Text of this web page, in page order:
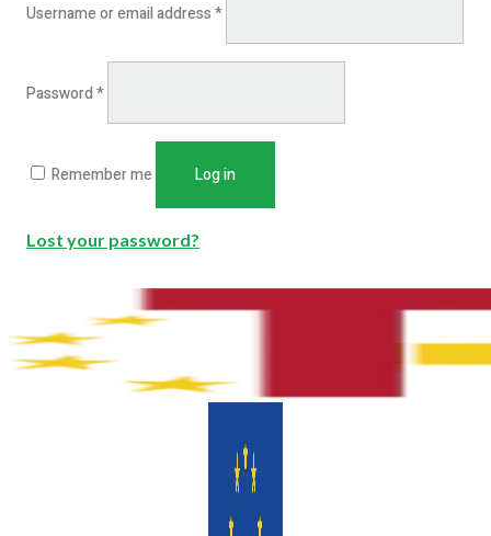
Username or email address*
Password*
Remember me Log in
Lost your password?